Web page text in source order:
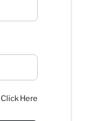
Click Here